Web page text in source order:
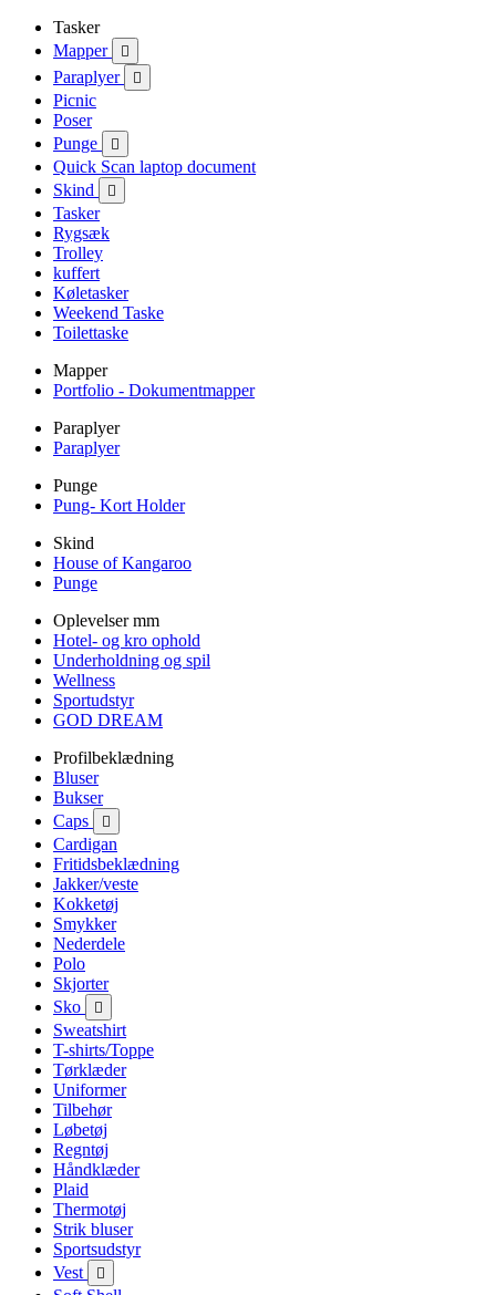
Tasker
Mapper

Paraplyer 
Picnic
Poser
Punge

Quick Scan laptop document
Skind

Tasker
Rygsæk
Trolley
kuffert
Køletasker
Weekend Taske
Toilettaske
Mapper
Portfolio - Dokumentmapper
Paraplyer
Paraplyer
Punge
Pung- Kort Holder
Skind
House of Kangaroo
Punge
Oplevelser mm
Hotel- og kro ophold
Underholdning og spil
Wellness
Sportudstyr
GOD DREAM
Profilbeklædning
Bluser
Bukser
Caps

Cardigan
Fritidsbeklædning
Jakker/veste
Kokketøj
Smykker
Nederdele
Polo
Skjorter
Sko

Sweatshirt
T-shirts/Toppe
Tørklæder
Uniformer
Tilbehør
Løbetøj
Regntøj
Håndklæder
Plaid
Thermotøj
Strik bluser
Sportsudstyr
Vest
